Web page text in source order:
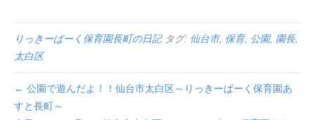
りっきーぱーく保育園長町の日記タグ: 仙台市, 保育, 公園, 園長,
太白区
← 公園で遊んだよ！！仙台市太白区～りっきーぱーく保育園あ
すと長町～